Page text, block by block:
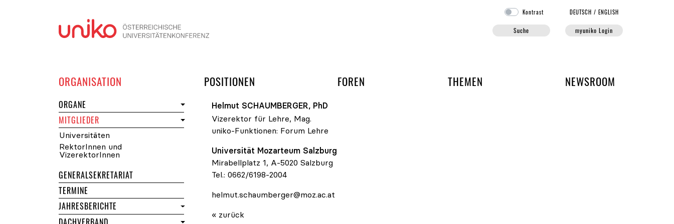
Kontrast DEUTSCH /ENGLISH
Suche myuniko Login
ORGANISATION POSITIONEN FOREN UND ARBEITSGRUPPEN DER UNIKO
THEMEN NEWSROOM
ORGANE
MITGLIEDERDER UNIKO
Universitäten
RektorInnen und
VizerektorInnen
GENERALSEKRETARIAT
TERMINE
JAHRESBERICHTE
Helmut SCHAUMBERGER, PhD
Vizerektor für Lehre, Mag.
uniko-Funktionen: Forum Lehre
Universität Mozarteum Salzburg
Mirabellplatz 1, A-5020 Salzburg
Tel.: 0662/6198-2004
helmut.schaumberger@moz.ac.at
« zurück